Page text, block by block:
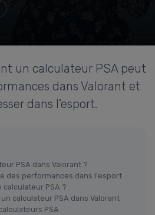
un calculateur PSA peut
dans Valorant et
dans l'esport.
PSA dans Valorant ?
des performances dans l'esport
PSA ?
calculateur PSA dans Valorant
PSA